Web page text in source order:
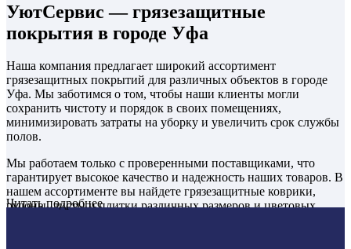
УютСервис — грязезащитные
покрытия в городе Уфа
Наша компания предлагает широкий ассортимент
грязезащитных покрытий для различных объектов в городе
Уфа. Мы заботимся о том, чтобы наши клиенты могли
сохранить чистоту и порядок в своих помещениях,
минимизировать затраты на уборку и увеличить срок службы
полов.
Мы работаем только с проверенными поставщиками, что
гарантирует высокое качество и надежность наших товаров. В
нашем ассортименте вы найдете грязезащитные коврики,
рулоны, листы и плитки различных размеров и цветовых
Читать подробнее